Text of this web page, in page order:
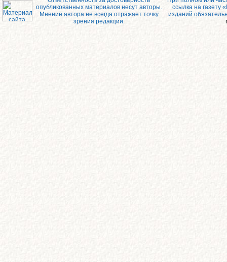
опубликованных материалов несут авторы.
Мнение автора не всегда отражает точку
зрения редакции.
ссылка на газету
изданий